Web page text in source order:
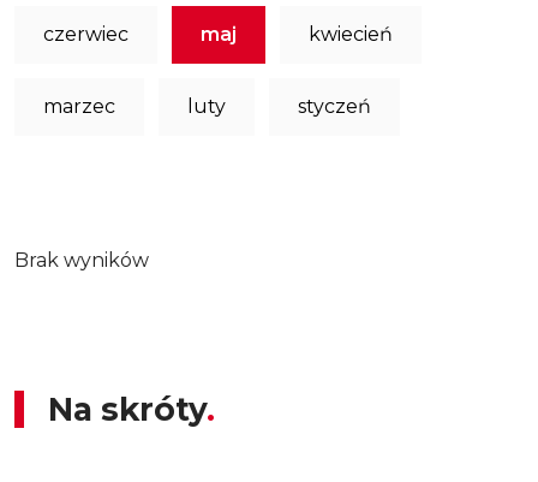
czerwiec maj kwiecień
marzec luty styczeń
Brak wyników
Na skróty